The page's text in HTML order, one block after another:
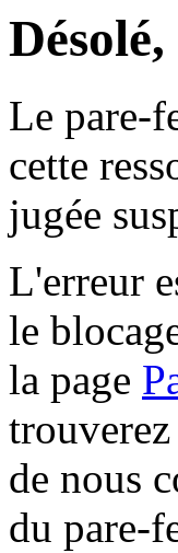
Le pare-
cette
jugée
L'erreur
le
la page
de nous
du pare-